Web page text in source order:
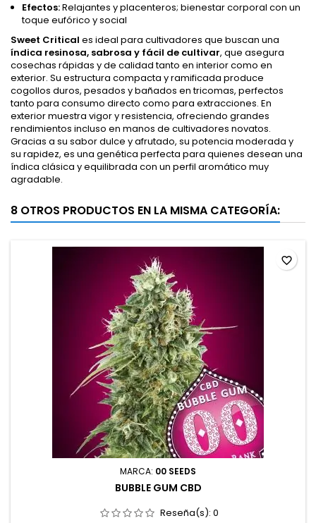
Efectos:Relajantes y placenteros; bienestar corporal con un
toque eufórico y social
Sweet Critical es ideal para cultivadores que buscan una
índica resinosa, sabrosa y fácil de cultivar, que asegura
cosechas rápidas y de calidad tanto en interior como en
exterior. Su estructura compacta y ramificada produce
cogollos duros, pesados y bañados en tricomas, perfectos
tanto para consumo directo como para extracciones. En
exterior muestra vigor y resistencia, ofreciendo grandes
rendimientos incluso en manos de cultivadores novatos.
Gracias a su sabor dulce y afrutado, su potencia moderada y
su rapidez, es una genética perfecta para quienes desean una
índica clásica y equilibrada con un perfil aromático muy
agradable.
8 OTROS PRODUCTOS EN LA MISMA CATEGORÍA:
MARCA: 00 SEEDS
BUBBLE GUM CBD
Reseña(s): 0
favorite_border